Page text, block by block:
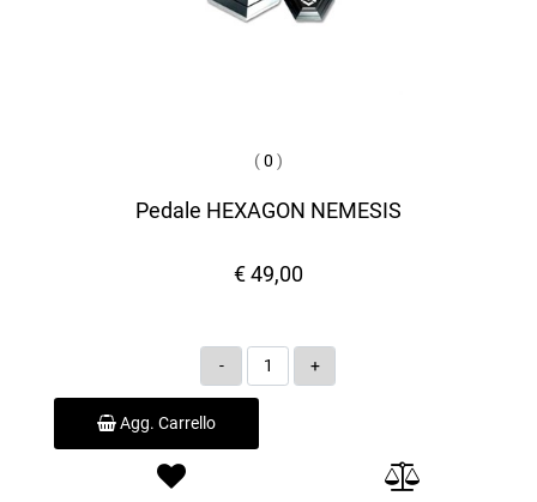
(0 )
Pedale HEXAGON NEMESIS
€ 49,00
Quantità
Agg. Carrello